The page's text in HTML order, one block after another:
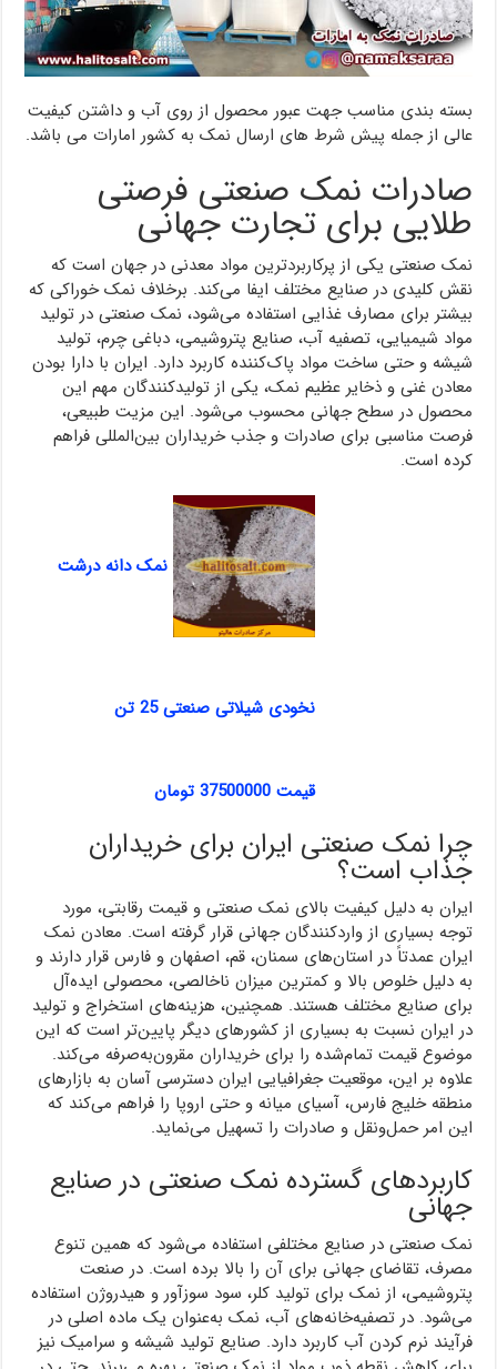
بسته بندی مناسب جهت عبور محصول از روی آب و داشتن کیفیت
عالی از جمله پیش شرط های ارسال نمک به کشور امارات می باشد.
صادرات نمک صنعتی فرصتی
طلایی برای تجارت جهانی
نمک صنعتی یکی از پرکاربردترین مواد معدنی در جهان است که
نقش کلیدی در صنایع مختلف ایفا می‌کند. برخلاف نمک خوراکی که
بیشتر برای مصارف غذایی استفاده می‌شود، نمک صنعتی در تولید
مواد شیمیایی، تصفیه آب، صنایع پتروشیمی، دباغی چرم، تولید
شیشه و حتی ساخت مواد پاک‌کننده کاربرد دارد. ایران با دارا بودن
معادن غنی و ذخایر عظیم نمک، یکی از تولیدکنندگان مهم این
محصول در سطح جهانی محسوب می‌شود. این مزیت طبیعی،
فرصت مناسبی برای صادرات و جذب خریداران بین‌المللی فراهم
کرده است.
نمک دانه درشت
نخودی شیلاتی صنعتی 25 تن
قیمت 37500000 تومان
چرا نمک صنعتی ایران برای خریداران
جذاب است؟
ایران به دلیل کیفیت بالای نمک صنعتی و قیمت رقابتی، مورد
توجه بسیاری از واردکنندگان جهانی قرار گرفته است. معادن نمک
ایران عمدتاً در استان‌های سمنان، قم، اصفهان و فارس قرار دارند و
به دلیل خلوص بالا و کمترین میزان ناخالصی، محصولی ایده‌آل
برای صنایع مختلف هستند. همچنین، هزینه‌های استخراج و تولید
در ایران نسبت به بسیاری از کشورهای دیگر پایین‌تر است که این
موضوع قیمت تمام‌شده را برای خریداران مقرون‌به‌صرفه می‌کند.
علاوه بر این، موقعیت جغرافیایی ایران دسترسی آسان به بازارهای
منطقه خلیج فارس، آسیای میانه و حتی اروپا را فراهم می‌کند که
این امر حمل‌ونقل و صادرات را تسهیل می‌نماید.
کاربردهای گسترده نمک صنعتی در صنایع
جهانی
نمک صنعتی در صنایع مختلفی استفاده می‌شود که همین تنوع
مصرف، تقاضای جهانی برای آن را بالا برده است. در صنعت
پتروشیمی، از نمک برای تولید کلر، سود سوزآور و هیدروژن استفاده
می‌شود. در تصفیه‌خانه‌های آب، نمک به‌عنوان یک ماده اصلی در
فرآیند نرم کردن آب کاربرد دارد. صنایع تولید شیشه و سرامیک نیز